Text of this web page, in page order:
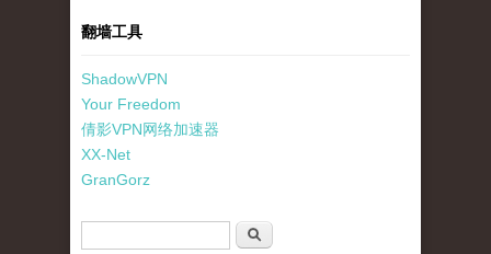
翻墙工具
ShadowVPN
Your Freedom
倩影VPN网络加速器
XX-Net
GranGorz
搜索